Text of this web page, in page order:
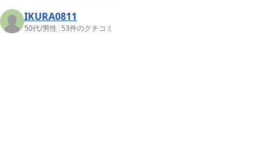
IKURA0811
50代/男性 | 53件のクチコミ